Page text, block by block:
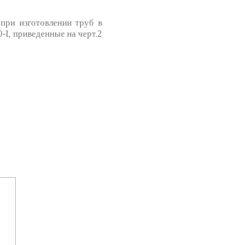
изготовлении труб в
приведенные на черт.2